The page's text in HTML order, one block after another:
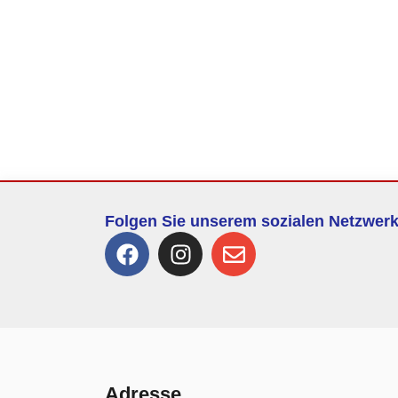
Folgen Sie unserem sozialen Netzwerk